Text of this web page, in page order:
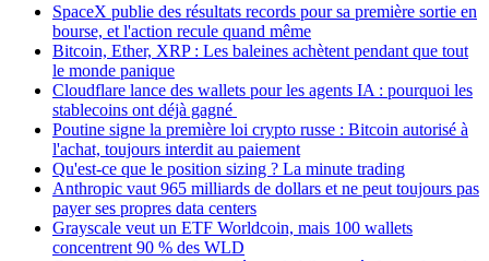
SpaceX publie des résultats records pour sa première sortie en
bourse, et l'action recule quand même
Bitcoin, Ether, XRP : Les baleines achètent pendant que tout
le monde panique
Cloudflare lance des wallets pour les agents IA : pourquoi les
stablecoins ont déjà gagné
Poutine signe la première loi crypto russe : Bitcoin autorisé à
l'achat, toujours interdit au paiement
Qu'est-ce que le position sizing ? La minute trading
Anthropic vaut 965 milliards de dollars et ne peut toujours pas
payer ses propres data centers
Grayscale veut un ETF Worldcoin, mais 100 wallets
concentrent 90 % des WLD